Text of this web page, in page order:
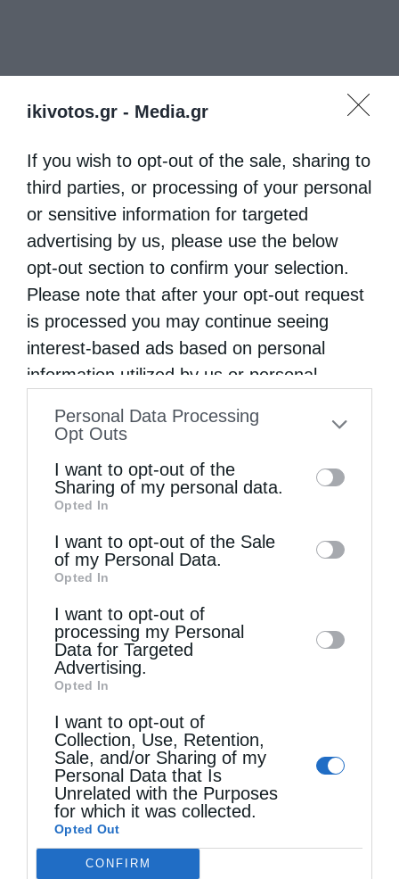
ikivotos.gr - Media.gr
If you wish to opt-out of the sale, sharing to
third parties, or processing of your personal
or sensitive information for targeted
advertising by us, please use the below
opt-out section to confirm your selection.
Please note that after your opt-out request
is processed you may continue seeing
interest-based ads based on personal
information utilized by us or personal
to your opt-out. You may separately opt-out
information by third parties on the IAB’s list
of downstream participants. This
information may also be disclosed by us to
third parties on theIAB’s List of
Downstream Participants
disclose it to other third parties.
Personal Data Processing
Opt Outs
I want to opt-out of the
Sharing of my personal data.
Opted In
I want to opt-out of the Sale
of my Personal Data.
Opted In
I want to opt-out of
processing my Personal
Data for Targeted
Advertising.
Opted In
I want to opt-out of
Collection, Use, Retention,
Sale, and/or Sharing of my
Personal Data that Is
Unrelated with the Purposes
for which it was collected.
Opted Out
CONFIRM
Τελευταία άρθρα
Κακό και εκδίκηση
Αυστραλίας στην Ιερά Επισκοπή Χώρας
Δημητριάδος Ιγνάτιος: «Ο Χριστός μάς έδειξε το
μέλλον μας» – Με λαμπρότητα εορτάστηκε στον
Βόλο η Μεταμόρφωση